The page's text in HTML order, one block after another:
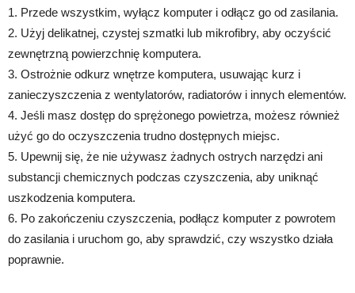
1. Przede wszystkim, wyłącz komputer i odłącz go od zasilania.
2. Użyj delikatnej, czystej szmatki lub mikrofibry, aby oczyścić
zewnętrzną powierzchnię komputera.
3. Ostrożnie odkurz wnętrze komputera, usuwając kurz i
zanieczyszczenia z wentylatorów, radiatorów i innych elementów.
4. Jeśli masz dostęp do sprężonego powietrza, możesz również
użyć go do oczyszczenia trudno dostępnych miejsc.
5. Upewnij się, że nie używasz żadnych ostrych narzędzi ani
substancji chemicznych podczas czyszczenia, aby uniknąć
uszkodzenia komputera.
6. Po zakończeniu czyszczenia, podłącz komputer z powrotem
do zasilania i uruchom go, aby sprawdzić, czy wszystko działa
poprawnie.